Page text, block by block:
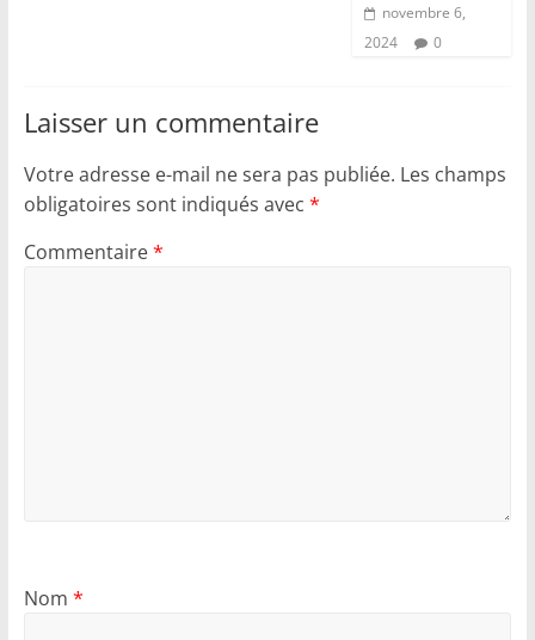
novembre 6,
2024
0
Laisser un commentaire
Votre adresse e-mail ne sera pas publiée. Les champs
obligatoires sont indiqués avec *
Commentaire*
Nom *